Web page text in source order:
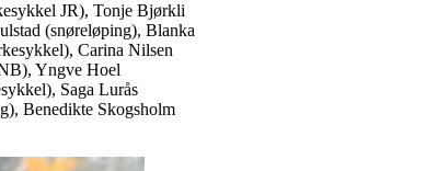
JR), Tonje Bjørkli
(snøreløping), Blanka
Carina Nilsen
Yngve Hoel
Saga Lurås
Benedikte Skogsholm